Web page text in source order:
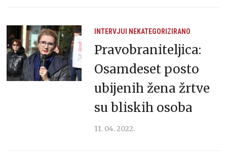
INTERVJUI NEKATEGORIZIRANO
Pravobraniteljica:
Osamdeset posto
ubijenih žena žrtve
su bliskih osoba
11. 04. 2022.